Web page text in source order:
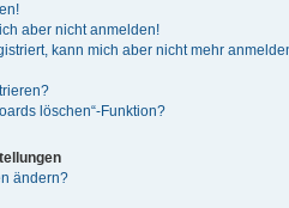
aber nicht anmelden!
kann mich aber nicht mehr
löschen“-Funktion?
ändern?